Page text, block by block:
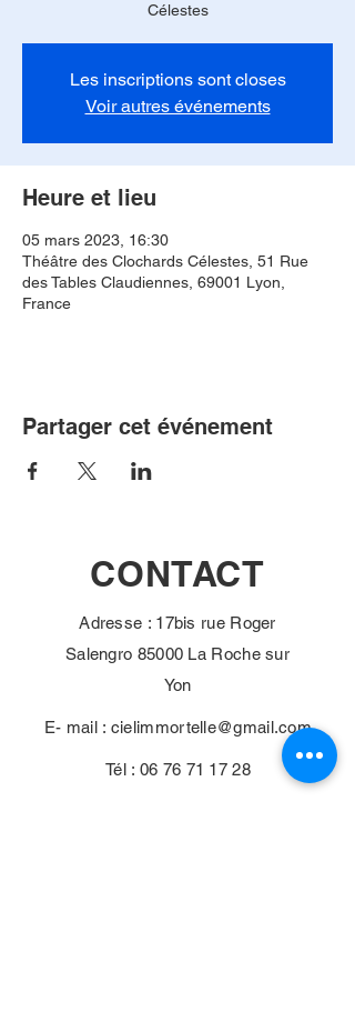
Célestes
Les inscriptions sont closes
Voir autres événements
Heure et lieu
05 mars 2023, 16:30
Théâtre des Clochards Célestes, 51 Rue
des Tables Claudiennes, 69001 Lyon,
France
Partager cet événement
CONTACT
Adresse : 17bis rue Roger
Salengro 85000 La Roche sur
Yon
E- mail : cielimmortelle@gmail.com
Tél : 06 76 71 17 28